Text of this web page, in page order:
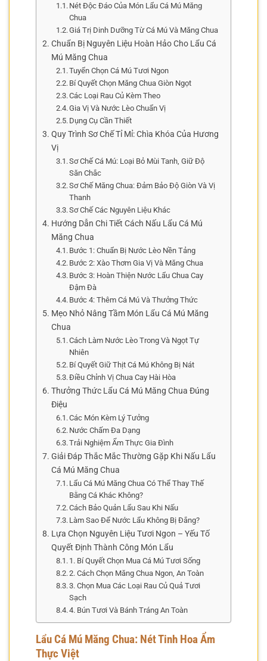
Nét Độc Đáo Của Món Lẩu Cá Mú Măng
Chua
Giá Trị Dinh Dưỡng Từ Cá Mú Và Măng Chua
Chuẩn Bị Nguyên Liệu Hoàn Hảo Cho Lẩu Cá
Mú Măng Chua
Tuyển Chọn Cá Mú Tươi Ngon
Bí Quyết Chọn Măng Chua Giòn Ngọt
Các Loại Rau Củ Kèm Theo
Gia Vị Và Nước Lèo Chuẩn Vị
Dụng Cụ Cần Thiết
Quy Trình Sơ Chế Tỉ Mỉ: Chìa Khóa Của Hương
Vị
Sơ Chế Cá Mú: Loại Bỏ Mùi Tanh, Giữ Độ
Săn Chắc
Sơ Chế Măng Chua: Đảm Bảo Độ Giòn Và Vị
Thanh
Sơ Chế Các Nguyên Liệu Khác
Hướng Dẫn Chi Tiết Cách Nấu Lẩu Cá Mú
Măng Chua
Bước 1: Chuẩn Bị Nước Lèo Nền Tảng
Bước 2: Xào Thơm Gia Vị Và Măng Chua
Bước 3: Hoàn Thiện Nước Lẩu Chua Cay
Đậm Đà
Bước 4: Thêm Cá Mú Và Thưởng Thức
Mẹo Nhỏ Nâng Tầm Món Lẩu Cá Mú Măng
Chua
Cách Làm Nước Lèo Trong Và Ngọt Tự
Nhiên
Bí Quyết Giữ Thịt Cá Mú Không Bị Nát
Điều Chỉnh Vị Chua Cay Hài Hòa
Thưởng Thức Lẩu Cá Mú Măng Chua Đúng
Điệu
Các Món Kèm Lý Tưởng
Nước Chấm Đa Dạng
Trải Nghiệm Ẩm Thực Gia Đình
Giải Đáp Thắc Mắc Thường Gặp Khi Nấu Lẩu
Cá Mú Măng Chua
Lẩu Cá Mú Măng Chua Có Thể Thay Thế
Bằng Cá Khác Không?
Cách Bảo Quản Lẩu Sau Khi Nấu
Làm Sao Để Nước Lẩu Không Bị Đắng?
Lựa Chọn Nguyên Liệu Tươi Ngon – Yếu Tố
Quyết Định Thành Công Món Lẩu
1. Bí Quyết Chọn Mua Cá Mú Tươi Sống
2. Cách Chọn Măng Chua Ngon, An Toàn
3. Chọn Mua Các Loại Rau Củ Quả Tươi
Sạch
4. Bún Tươi Và Bánh Tráng An Toàn
Lẩu Cá Mú Măng Chua: Nét Tinh Hoa Ẩm
Thực Việt